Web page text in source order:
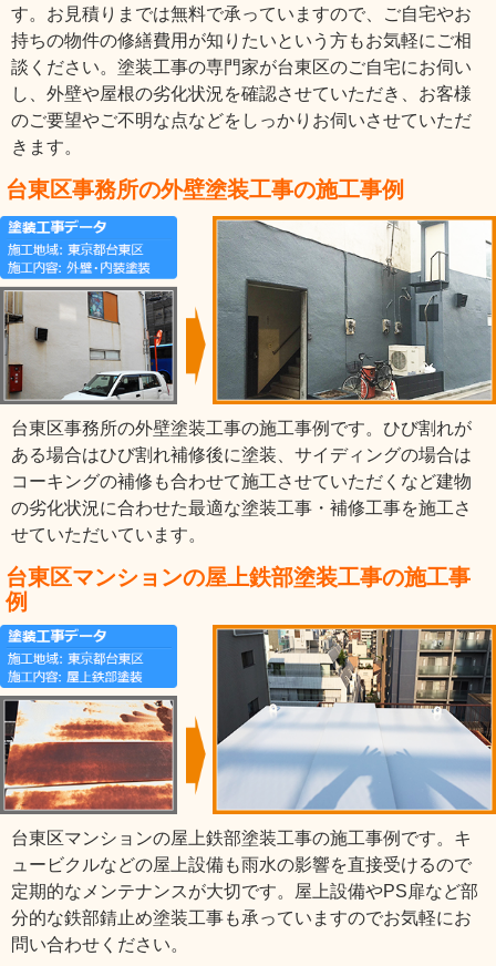
す。お見積りまでは無料で承っていますので、ご自宅やお
持ちの物件の修繕費用が知りたいという方もお気軽にご相
談ください。塗装工事の専門家が台東区のご自宅にお伺い
し、外壁や屋根の劣化状況を確認させていただき、お客様
のご要望やご不明な点などをしっかりお伺いさせていただ
きます。
台東区事務所の外壁塗装工事の施工事例
台東区事務所の外壁塗装工事の施工事例です。ひび割れが
ある場合はひび割れ補修後に塗装、サイディングの場合は
コーキングの補修も合わせて施工させていただくなど建物
の劣化状況に合わせた最適な塗装工事・補修工事を施工さ
せていただいています。
台東区マンションの屋上鉄部塗装工事の施工事
例
台東区マンションの屋上鉄部塗装工事の施工事例です。キ
ュービクルなどの屋上設備も雨水の影響を直接受けるので
定期的なメンテナンスが大切です。屋上設備やPS扉など部
分的な鉄部錆止め塗装工事も承っていますのでお気軽にお
問い合わせください。